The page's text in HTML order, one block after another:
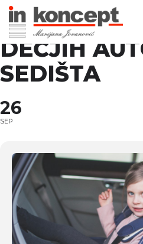
DEČJIH
SEDIŠTA
26
SEP